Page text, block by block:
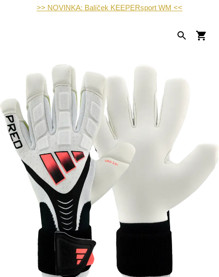
>> NOVINKA: Balíček KEEPERsport WM <<